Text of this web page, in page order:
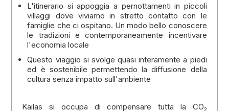
L'itinerario si appoggia a pernottamenti in piccoli
villaggi dove viviamo in stretto contatto con le
famiglie che ci ospitano. Un modo bello conoscere
le tradizioni e contemporaneamente incentivare
l'economia locale
Questo viaggio si svolge quasi interamente a piedi
ed è sostenibile permettendo la diffusione della
cultura senza impatto sull'ambiente
Kailas si occupa di compensare tutta la CO2